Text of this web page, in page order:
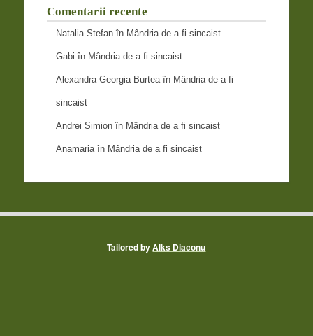
Comentarii recente
Natalia Stefan în Mândria de a fi sincaist
Gabi în Mândria de a fi sincaist
Alexandra Georgia Burteaîn Mândria de a fi
sincaist
Andrei Simion în Mândria de a fi sincaist
Anamariaîn Mândria de a fi sincaist
Tailored byAlks Diaconu